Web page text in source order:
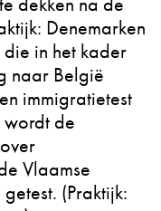
dekken na de
Denemarken
in het kader
naar België
immigratietest
wordt de
Vlaamse
(Praktijk: